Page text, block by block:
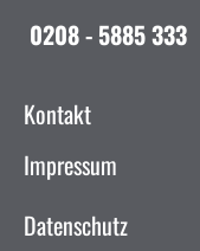
0208 - 5885 333
Kontakt
Impressum
Datenschutz